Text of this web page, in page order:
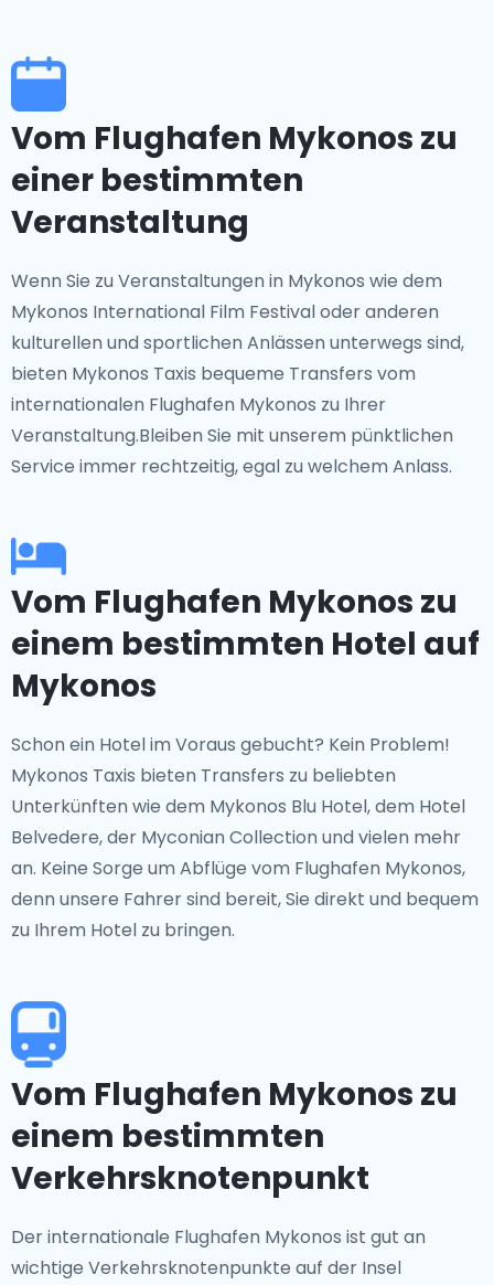
Vom Flughafen Mykonos zu
einer bestimmten
Veranstaltung
Wenn Sie zu Veranstaltungen in Mykonos wie dem
Mykonos International Film Festival oder anderen
kulturellen und sportlichen Anlässen unterwegs sind,
bieten Mykonos Taxis bequeme Transfers vom
internationalen Flughafen Mykonos zu Ihrer
Veranstaltung.Bleiben Sie mit unserem pünktlichen
Service immer rechtzeitig, egal zu welchem Anlass.
Vom Flughafen Mykonos zu
einem bestimmten Hotel auf
Mykonos
Schon ein Hotel im Voraus gebucht? Kein Problem!
Mykonos Taxis bieten Transfers zu beliebten
Unterkünften wie dem Mykonos Blu Hotel, dem Hotel
Belvedere, der Myconian Collection und vielen mehr
an. Keine Sorge um Abflüge vom Flughafen Mykonos,
denn unsere Fahrer sind bereit, Sie direkt und bequem
zu Ihrem Hotel zu bringen.
Vom Flughafen Mykonos zu
einem bestimmten
Verkehrsknotenpunkt
Der internationale Flughafen Mykonos ist gut an
wichtige Verkehrsknotenpunkte auf der Insel